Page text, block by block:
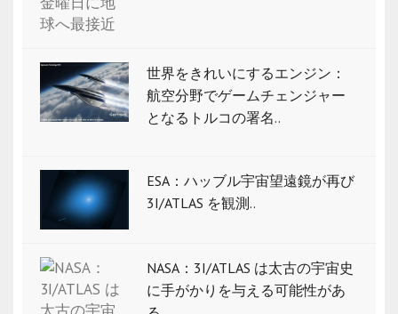
世界をきれいにするエンジン：
航空分野でゲームチェンジャー
となるトルコの署名..
ESA：ハッブル宇宙望遠鏡が再び
3I/ATLAS を観測..
NASA：3I/ATLAS は太古の宇宙史
に手がかりを与える可能性があ